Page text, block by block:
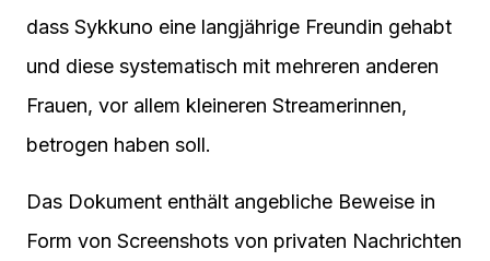
dass Sykkuno eine langjährige Freundin gehabt
und diese systematisch mit mehreren anderen
Frauen, vor allem kleineren Streamerinnen,
betrogen haben soll.
Das Dokument enthält angebliche Beweise in
Form von Screenshots von privaten Nachrichten